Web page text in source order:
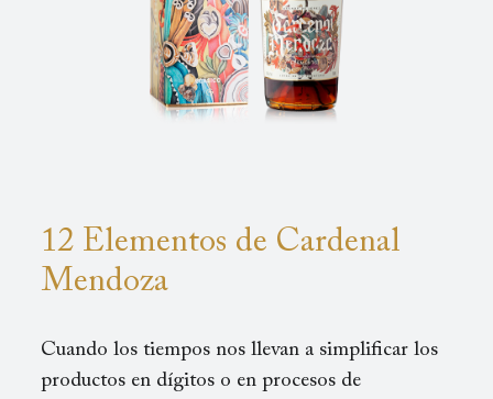
12 Elementos de Cardenal
Mendoza
Cuando los tiempos nos llevan a simplificar los
productos en dígitos o en procesos de